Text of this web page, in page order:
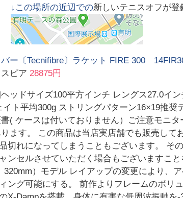
↓この場所の近辺での新しいテニスオフが
ー〔Tecnifibre〕ラケット FIRE 300
ピア 28875円
ッドサイズ100平方インチ レングス27.0イ
イト平均300g ストリングパターン16×19推
( ケースは付いておりません）ご注意モニ
ます。 この商品は当店実店舗でも販売して
切れになってしまうこともございます。 そ
ンセルさせていただく場合もございますこ
320mm）モデル レイアップの変更により、
ング可能にする。 前作よりフレームのボリ